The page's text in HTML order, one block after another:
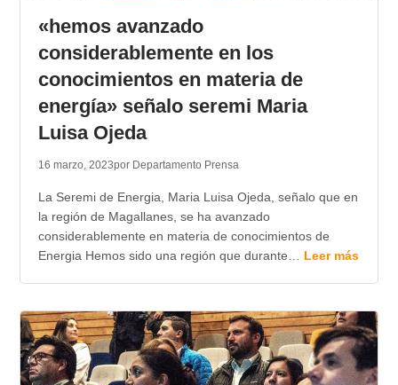
«hemos avanzado
considerablemente en los
conocimientos en materia de
energía» señalo seremi Maria
Luisa Ojeda
16 marzo, 2023por Departamento Prensa
La Seremi de Energia, Maria Luisa Ojeda, señalo que en
la región de Magallanes, se ha avanzado
considerablemente en materia de conocimientos de
Energia Hemos sido una región que durante… Leer más